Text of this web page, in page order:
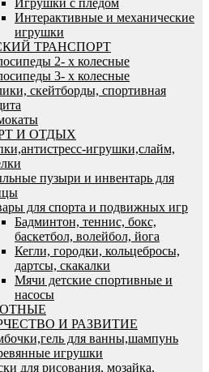
Интерактивные и механические
игрушки
ТРАНСПОРТ
2- х колесные
3- х колесные
скейтборды, спортивная
И ОТДЫХ
игрушки,слайм,
пузыри и инвентарь для
для спорта и подвижных игр
Бадминтон, теннис, бокс,
баскетбол, волейбол, йога
Кегли, городки, кольцебросы,
дартсы, скакалки
Мячи детские спортивные и
насосы
И РАЗВИТИЕ
для ванны,шампунь
игрушки
для рисования, мозайка,